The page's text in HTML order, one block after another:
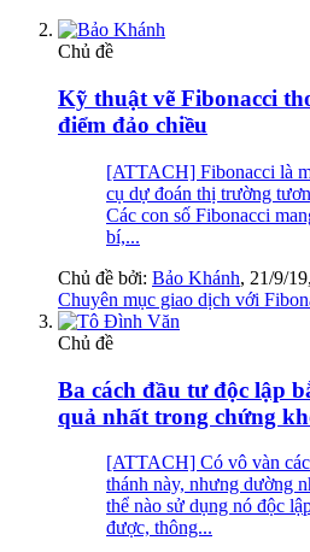
Chủ đề
Kỹ thuật vẽ Fibonacci
điểm đảo chiều
[ATTACH] Fibonacci là
cụ dự đoán thị trường
Các con số Fibonacci
bí,...
Chủ đề bởi: Bảo Khánh, 21/9/19
Chuyên mục giao dịch với
Chủ đề
Ba cách đầu tư độc lập
quả nhất trong chứng
[ATTACH] Có vô vàn
thánh này, nhưng dường
thể nào sử dụng nó độc
được, thông...